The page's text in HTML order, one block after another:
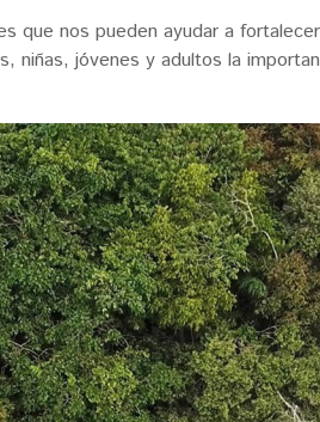
que nos pueden ayudar a
niñas, jóvenes y adultos la